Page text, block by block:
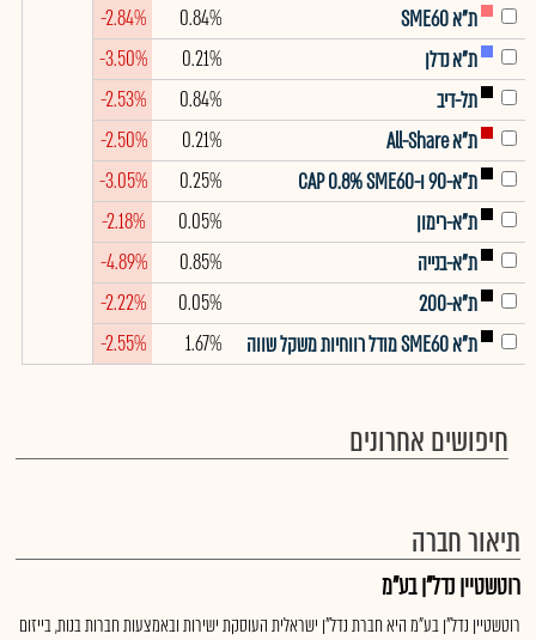
ת"א SME60
0.84%
-2.84%
ת"א נדלן
0.21%
-3.50%
תל-דיב
0.84%
-2.53%
ת"א All-Share
0.21%
-2.50%
ת"א-90 ו-CAP 0.8% SME60
0.25%
-3.05%
ת"א-רימון
0.05%
-2.18%
ת"א-בנייה
0.85%
-4.89%
ת"א-200
0.05%
-2.22%
ת"א SME60 מודל רווחיות משקל שווה
1.67%
-2.55%
חיפושים אחרונים
תיאור חברה
רוטשטיין נדל"ן בע"מ
רוטשטיין נדל"ן בע"מ היא חברת נדל"ן ישראלית העוסקת ישירות ובאמצעות חברות בנות, בייזום